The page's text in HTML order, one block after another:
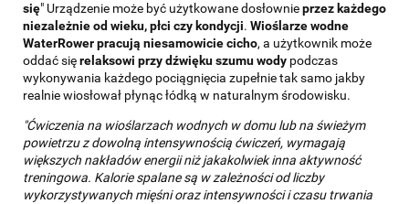
się" Urządzenie może być użytkowane dosłownieprzez każdego
niezależnie od wieku, płci czy kondycji. Wioślarze wodne
WaterRower pracują niesamowicie cicho, a użytkownik może
oddać sięrelaksowi przy dźwięku szumu wody podczas
wykonywania każdego pociągnięcia zupełnie tak samo jakby
realnie wiosłował płynąc łódką w naturalnym środowisku.
"Ćwiczenia na wioślarzach wodnych w domu lub na świeżym
powietrzu z dowolną intensywnością ćwiczeń, wymagają
większych nakładów energii niż jakakolwiek inna aktywność
treningowa. Kalorie spalane są w zależności od liczby
wykorzystywanych mięśni oraz intensywności i czasu trwania